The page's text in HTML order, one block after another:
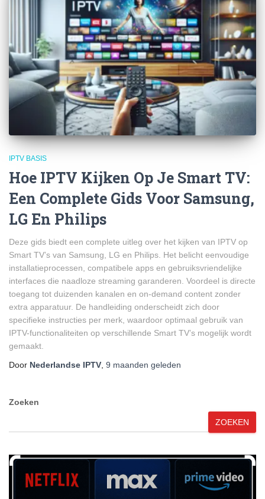
IPTV BASIS
Hoe IPTV Kijken Op Je Smart TV:
Een Complete Gids Voor Samsung,
LG En Philips
Deze gids biedt een complete uitleg over het kijken van IPTV op
Smart TV’s van Samsung, LG en Philips. Het belicht eenvoudige
installatieprocessen, compatibele apps en gebruiksvriendelijke
interfaces die naadloze streaming garanderen. Voordeel is directe
toegang tot duizenden kanalen en on-demand content zonder
extra apparatuur. De handleiding onderscheidt zich door
specifieke instructies per merk, waardoor optimaal gebruik van
IPTV-functionaliteiten op verschillende Smart TV’s mogelijk wordt
gemaakt.
Door Nederlandse IPTV, 9 maanden geleden
Zoeken
ZOEKEN